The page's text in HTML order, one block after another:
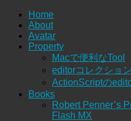
Home
About
Avatar
Property
Macで便利なTool
editorコレクション
ActionScriptの
Books
Robert Penner’s
Flash MX